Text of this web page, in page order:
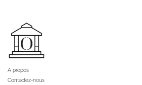
A propos
Contactez-nous